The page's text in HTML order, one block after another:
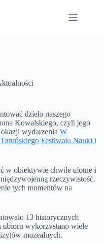
dzieło naszego
Kowalskiego, czyli jego
wydarzenia W
Festiwalu Nauki i
w obiektywie chwile ulotne i
rzeczywistość.
tych momentów na
13 historycznych
ubioru wykorzystano wiele
muzealnych.